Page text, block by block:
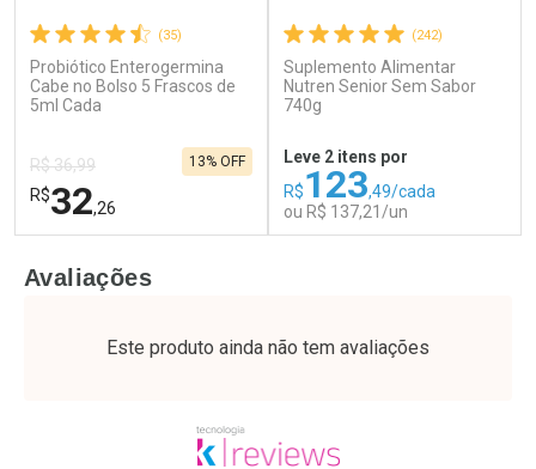
Ativar Desconto
Por R$ 49,27/cada
Comprar sem Desconto
Ativar Desconto
Por R$ 17,59/cada
Comprar sem Desconto
(35)
Probiótico Enterogermina
Cabe no Bolso 5 Frascos de
5ml Cada
R$ 36,99
R$32,26
13% OFF
Laboratório
Por Menos
(242)
Suplemento Alimentar
Nutren Senior Sem Sabor
740g
Leve 2 itens por
R$123,49/cada
ou R$ 137,21/un
Laboratório
Por Menos
Avaliações
Este produto ainda não tem avaliações